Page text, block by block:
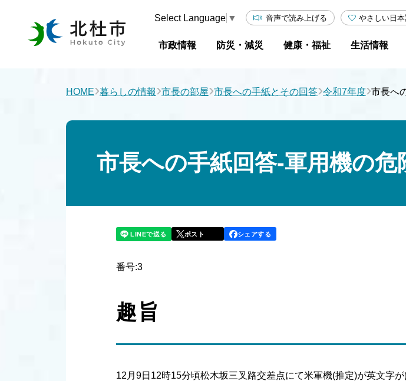
Select Language ▼ 音声で読み上げる やさしい日
市政情報 防災・減災 健康・福祉 生活情報
HOME›暮らしの情報›市長の部屋›市長への手紙とその回答›令和7年度›市長へ
市長への手紙回答-軍用機の危
LINEで送る ポスト シェアする
番号:3
趣旨
12月9日12時15分頃松木坂三叉路交差点にて米軍機(推定)が英文字